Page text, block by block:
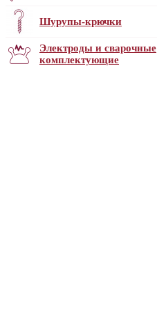
Шурупы-крючки
Электроды и сварочные
комплектующие